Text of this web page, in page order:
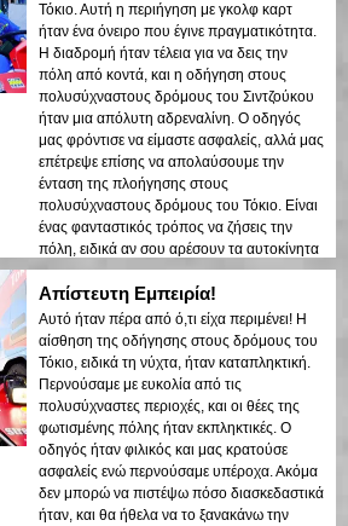
Τόκιο. Αυτή η περιήγηση με γκολφ καρτ
ήταν ένα όνειρο που έγινε πραγματικότητα.
Η διαδρομή ήταν τέλεια για να δεις την
πόλη από κοντά, και η οδήγηση στους
πολυσύχναστους δρόμους του Σιντζούκου
ήταν μια απόλυτη αδρεναλίνη. Ο οδηγός
μας φρόντισε να είμαστε ασφαλείς, αλλά μας
επέτρεψε επίσης να απολαύσουμε την
ένταση της πλοήγησης στους
πολυσύχναστους δρόμους του Τόκιο. Είναι
ένας φανταστικός τρόπος να ζήσεις την
πόλη, ειδικά αν σου αρέσουν τα αυτοκίνητα
ή η οδήγηση!
Απίστευτη Εμπειρία!
Αυτό ήταν πέρα από ό,τι είχα περιμένει! Η
αίσθηση της οδήγησης στους δρόμους του
Τόκιο, ειδικά τη νύχτα, ήταν καταπληκτική.
Περνούσαμε με ευκολία από τις
πολυσύχναστες περιοχές, και οι θέες της
φωτισμένης πόλης ήταν εκπληκτικές. Ο
οδηγός ήταν φιλικός και μας κρατούσε
ασφαλείς ενώ περνούσαμε υπέροχα. Ακόμα
δεν μπορώ να πιστέψω πόσο διασκεδαστικά
ήταν, και θα ήθελα να το ξανακάνω την